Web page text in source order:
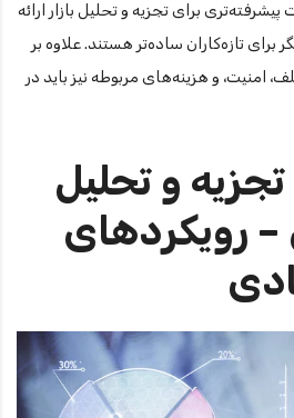
پیشرفته‌تری برای تجزیه و تحلیل بازار ارائه
برای تازه‌کاران ساده‌تر هستند. علاوه بر
امنیت، و هزینه‌های مربوطه نیز باید در
و تحلیل
– رویکردهای